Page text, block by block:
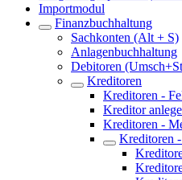
Importmodul
Finanzbuchhaltung
Sachkonten (Alt + S)
Anlagenbuchhaltung
Debitoren
Kreditoren
Kreditoren -
Kreditor
Kreditoren -
Kreditoren